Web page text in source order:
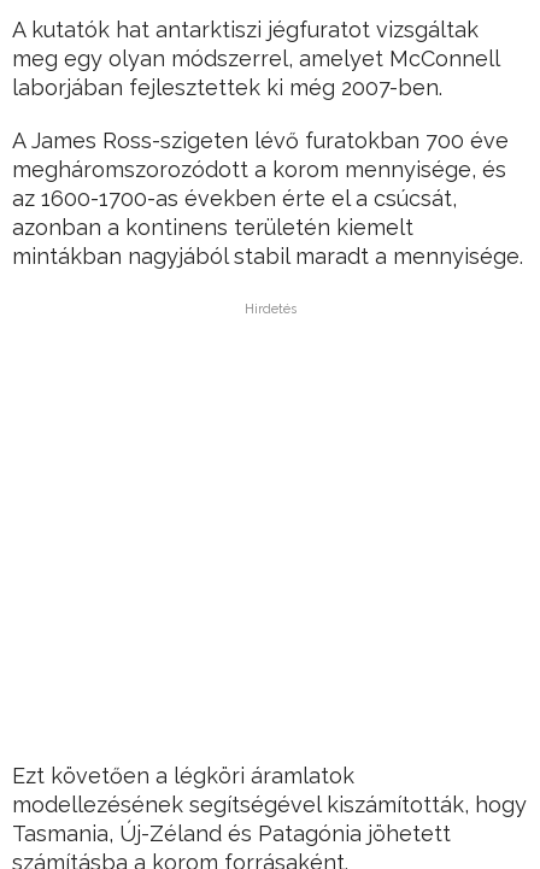
A kutatók hat antarktiszi jégfuratot vizsgáltak
meg egy olyan módszerrel, amelyet McConnell
laborjában fejlesztettek ki még 2007-ben.
A James Ross-szigeten lévő furatokban 700 éve
megháromszorozódott a korom mennyisége, és
az 1600-1700-as években érte el a csúcsát,
azonban a kontinens területén kiemelt
mintákban nagyjából stabil maradt a mennyisége.
Hirdetés
Ezt követően a légköri áramlatok
modellezésének segítségével kiszámították, hogy
Tasmania, Új-Zéland és Patagónia jöhetett
számításba a korom forrásaként.